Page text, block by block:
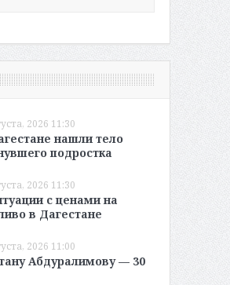
2026 11:30
нашли тело
подростка
2026 11:30
с ценами на
в Дагестане
2026 11:00
Абдуралимову — 30